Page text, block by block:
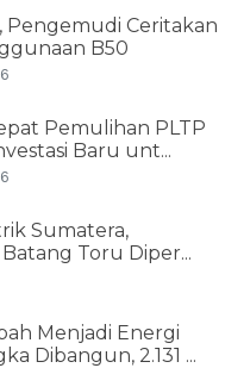
Pengemudi Ceritakan
B50
Pemulihan PLTP
Baru unt...
Sumatera,
Toru Diper...
Menjadi Energi
Dibangun, 2.131 ...